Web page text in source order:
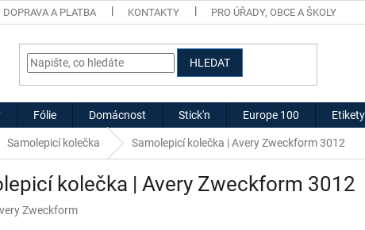
DOPRAVA A PLATBA KONTAKTY PRO ÚŘADY, OBCE A ŠKOLY
HLEDAT
Fólie Domácnost Stick'n Europe 100
Samolepicí kolečka Samolepicí kolečka | Avery Zweckform 3012
kolečka | Avery Zweckform 3012
Zweckform